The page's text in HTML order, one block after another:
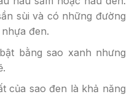
sùi và có những đường
đen.
bằng sao xanh nhưng
của sao đen là khả năng